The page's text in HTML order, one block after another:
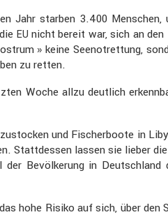
Jahr starben 3.400
EU nicht bereit war, sich an
» keine Seenot­ret­tung,
zu retten.
Woche allzu deutlich
und Fischer­boote in
Statt­dessen lassen sie lieber
Bevöl­ke­rung in
hohe Risiko auf sich, über den